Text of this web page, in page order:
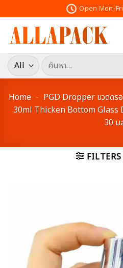
to
content
Open Mon-
ค้นหา:
Home - PGD Dropper ขวดดร
30ml Thicken Bottom Glass
30 ม